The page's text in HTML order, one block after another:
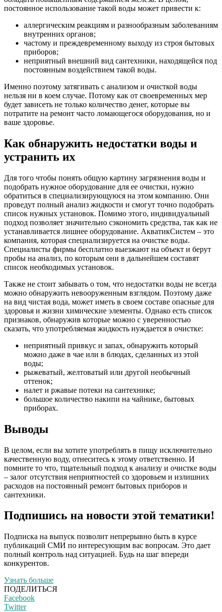
постоянное использование такой воды может привести к:
аллергическим реакциям и разнообразным заболеваниям
внутренних органов;
частому и преждевременному выходу из строя бытовых
приборов;
неприятный внешний вид сантехники, находящейся под
постоянным воздействием такой воды.
Именно поэтому затягивать с анализом и очисткой воды
нельзя ни в коем случае. Потому как от своевременных мер
будет зависеть не только количество денег, которые вы
потратите на ремонт часто ломающегося оборудования, но и
ваше здоровье.
Как обнаружить недостатки воды и
устранить их
Для того чтобы понять общую картину загрязнения воды и
подобрать нужное оборудование для ее очистки, нужно
обратиться в специализирующуюся на этом компанию. Они
проведут полный анализ жидкости и смогут точно подобрать
список нужных установок. Помимо этого, индивидуальный
подход позволяет значительно сэкономить средства, так как не
устанавливается лишнее оборудование. АкватикСистем – это
компания, которая специализируется на очистке воды.
Специалисты фирмы бесплатно выезжают на объект и берут
пробы на анализ, по которым они в дальнейшем составят
список необходимых установок.
Также не стоит забывать о том, что недостатки воды не всегда
можно обнаружить невооруженным взглядом. Поэтому даже
на вид чистая вода, может иметь в своем составе опасные для
здоровья и жизни химические элементы. Однако есть список
признаков, обнаружив которые можно с уверенностью
сказать, что употребляемая жидкость нуждается в очистке:
неприятный привкус и запах, обнаружить который
можно даже в чае или в блюдах, сделанных из этой
воды;
рыжеватый, желтоватый или другой необычный
оттенок;
налет и ржавые потеки на сантехнике;
большое количество накипи на чайнике, бытовых
приборах.
Выводы
В целом, если вы хотите употреблять в пищу исключительно
качественную воду, отнеситесь к этому ответственно. И
помните то что, тщательный подход к анализу и очистке воды
– залог отсутствия неприятностей со здоровьем и излишних
расходов на постоянный ремонт бытовых приборов и
сантехники.
Подпишись на новости этой тематики!
Подписка на выпуск позволит непрерывно быть в курсе
публикаций СМИ по интересующим вас вопросам. Это дает
полный контроль над ситуацией. Будь на шаг впереди
конкурентов.
Узнать больше
ПОДЕЛИТЬСЯ
Facebook
Twitter